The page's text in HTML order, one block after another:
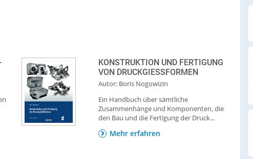
KONSTRUKTION UND FERTIGUNG
VON DRUCKGIESSFORMEN
Autor: Boris Nogowizin
Ein Handbuch über sämtliche
Zusammenhänge und Komponenten, die
den Bau und die Fertigung der Druck...
Mehr erfahren